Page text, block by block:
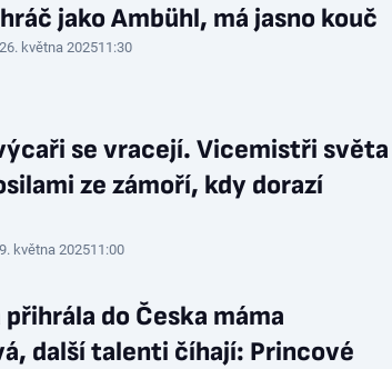
jako Ambühl, má jasno kouč
26. května 202511:30
se vracejí. Vicemistři světa
ze zámoří, kdy dorazí
9. května 202511:00
do Česka máma
další talenti číhají: Princové